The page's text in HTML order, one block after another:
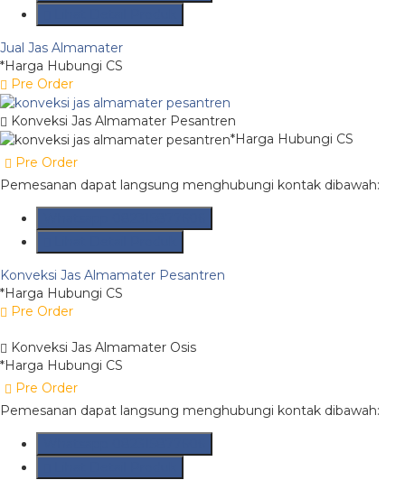
Jual Jas Almamater
*Harga Hubungi CS
Pre Order
Konveksi Jas Almamater Pesantren
*Harga Hubungi CS
Pre Order
Pemesanan dapat langsung menghubungi kontak dibawah:
Konveksi Jas Almamater Pesantren
*Harga Hubungi CS
Pre Order
Konveksi Jas Almamater Osis
*Harga Hubungi CS
Pre Order
Pemesanan dapat langsung menghubungi kontak dibawah: